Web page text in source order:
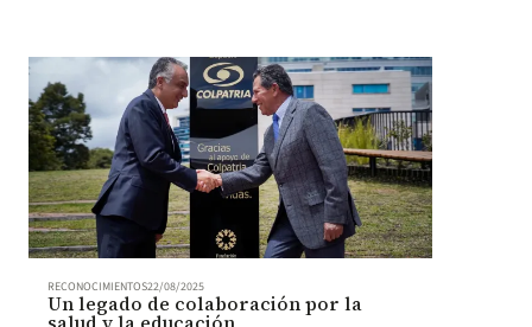
RECONOCIMIENTOS22/08/2025
Un legado de colaboración por la